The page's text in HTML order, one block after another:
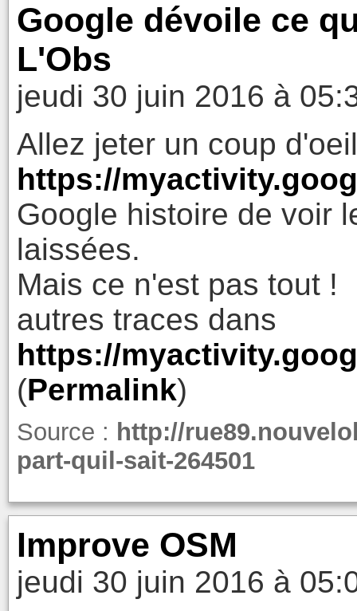
Google dévoile ce
L'Obs
jeudi 30 juin 2016 à
Allez jeter un coup
https://
Google histoire de voir
laissées.
Mais ce n'est pas tout
autres traces dans
https://
(Permalink)
Source : http://
part-quil-sait-264501
Improve OSM
jeudi 30 juin 2016 à